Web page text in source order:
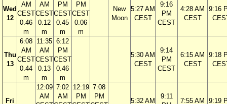
Wed
12
AM
CEST
0.46
m
AM
CEST
0.12
m
PM
CEST
0.45
m
PM
CEST
0.06
m
New
Moon
5:27 AM
CEST
9:16
PM
CEST
4:28 AM
CEST
9:16
Thu
13
6:08
AM
CEST
0.44
m
11:35
AM
CEST
0.13
m
6:12
PM
CEST
0.46
m
5:30 AM
CEST
9:14
PM
CEST
6:15 AM
CEST
9:18
Fri
12:09
AM
7:02
AM
12:19
PM
7:08
PM
5:32 AM
9:11
7:55 AM
9:19